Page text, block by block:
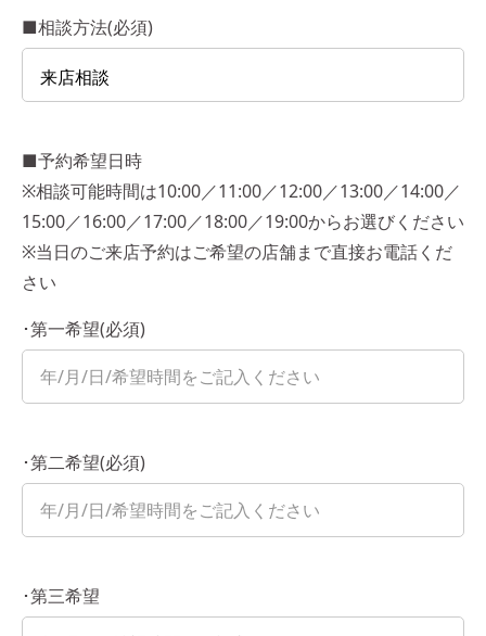
■相談方法(必須)
■予約希望日時
※相談可能時間は10:00／11:00／12:00／13:00／14:00／
15:00／16:00／17:00／18:00／19:00からお選びください
※当日のご来店予約はご希望の店舗まで直接お電話くだ
さい
･第一希望(必須)
･第二希望(必須)
･第三希望